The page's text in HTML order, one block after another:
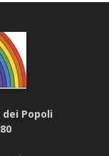
Popoli